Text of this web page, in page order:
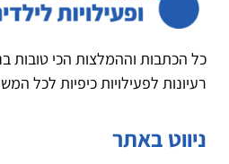
כל הכתבות וההמלצות הכי טובות
רעיונות לפעילויות כיפיות לכל
ניווט באתר